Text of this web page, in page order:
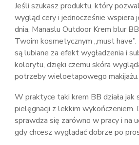
Jeśli szukasz produktu, który
wygląd cery i jednocześnie wspiera
dnia, Manaslu Outdoor Krem blur
Twoim kosmetycznym „must
są lubiane za efekt wygładzenia i
kolorytu, dzięki czemu skóra
potrzeby wieloetapowego makijażu.
W praktyce taki krem BB działa jak
pielęgnacji z lekkim
sprawdza się zarówno w pracy i na
gdy chcesz wyglądać dobrze po